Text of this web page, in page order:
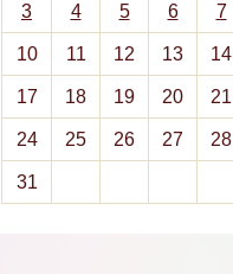
3 4 5 6 7
10 11 12 13 14
17 18 19 20 21
24 25 26 27 28
31